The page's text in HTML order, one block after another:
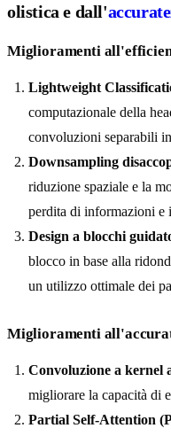
olistica e dall'
Miglioramenti
Lightweight
computazionale della
convoluzioni separabili
Downsampling
riduzione spaziale e la
perdita di informazioni e
Design a blocchi
blocco in base alla
un utilizzo ottimale dei
Miglioramenti
Convoluzione a kernel
migliorare la capacità di
Partial Self-Attention